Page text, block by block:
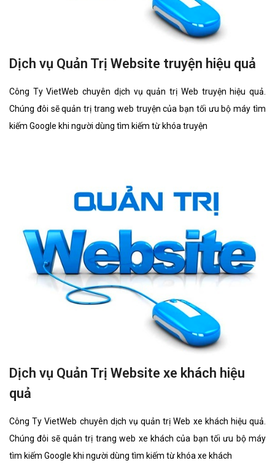
Dịch vụ Quản Trị Website truyện hiệu quả
Công Ty VietWeb chuyên dịch vụ quản trị Web truyện hiệu quả.
Chúng đôi sẽ quản trị trang web truyện của bạn tối ưu bộ máy tìm
kiếm Google khi người dùng tìm kiếm từ khóa truyện
Dịch vụ Quản Trị Website xe khách hiệu
quả
Công Ty VietWeb chuyên dịch vụ quản trị Web xe khách hiệu quả.
Chúng đôi sẽ quản trị trang web xe khách của bạn tối ưu bộ máy
tìm kiếm Google khi người dùng tìm kiếm từ khóa xe khách